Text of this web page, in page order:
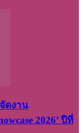
ดงาน
2026’ ปีที่